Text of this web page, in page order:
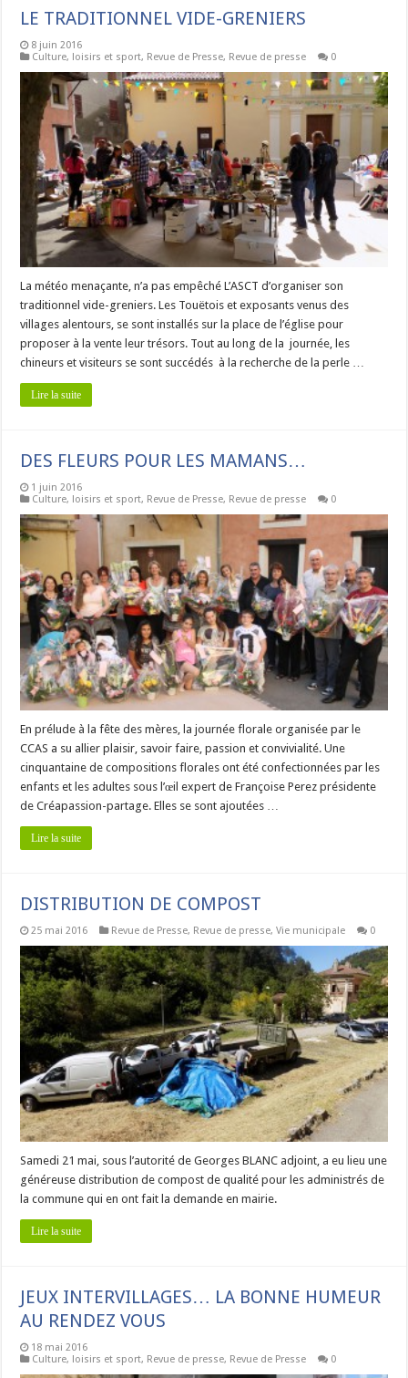
LE TRADITIONNEL VIDE-GRENIERS
8 juin 2016
Culture, loisirs et sport, Revue de Presse, Revue de presse 0
La météo menaçante, n’a pas empêché L’ASCT d’organiser son
traditionnel vide-greniers. Les Touëtois et exposants venus des
villages alentours, se sont installés sur la place de l’église pour
proposer à la vente leur trésors. Tout au long de la journée, les
chineurs et visiteurs se sont succédés à la recherche de la perle …
Lire la suite
DES FLEURS POUR LES MAMANS…
1 juin 2016
Culture, loisirs et sport, Revue de Presse, Revue de presse 0
En prélude à la fête des mères, la journée florale organisée par le
CCAS a su allier plaisir, savoir faire, passion et convivialité. Une
cinquantaine de compositions florales ont été confectionnées par les
enfants et les adultes sous l’œil expert de Françoise Perez présidente
de Créapassion-partage. Elles se sont ajoutées …
Lire la suite
DISTRIBUTION DE COMPOST
25 mai 2016 Revue de Presse, Revue de presse,Vie municipale 0
Samedi 21 mai, sous l’autorité de Georges BLANC adjoint, a eu lieu une
généreuse distribution de compost de qualité pour les administrés de
la commune qui en ont fait la demande en mairie.
Lire la suite
JEUX INTERVILLAGES… LA BONNE HUMEUR
AU RENDEZ VOUS
18 mai 2016
Culture, loisirs et sport, Revue de presse, Revue de Presse 0